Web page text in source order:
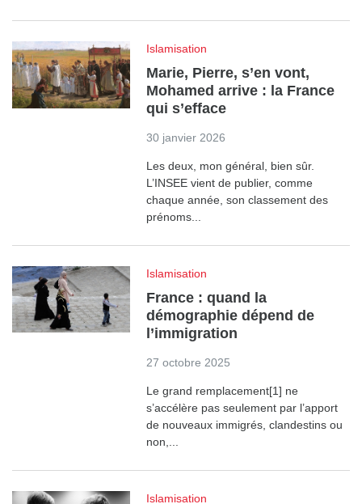
Islamisation
Marie, Pierre, s’en vont,
Mohamed arrive : la France
qui s’efface
30 janvier 2026
Les deux, mon général, bien sûr.
L’INSEE vient de publier, comme
chaque année, son classement des
prénoms...
Islamisation
France : quand la
démographie dépend de
l’immigration
27 octobre 2025
Le grand remplacement[1] ne
s’accélère pas seulement par l’apport
de nouveaux immigrés, clandestins ou
non,...
Islamisation